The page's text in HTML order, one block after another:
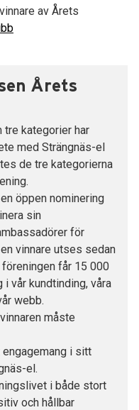
av Årets
Årets
tre kategorier har
med Strängnäs-el
de tre kategorierna
öppen nominering
sin
för
vinnare utses sedan
föreningen får 15 000
i vår kundtinding, våra
webb.
måste
i sitt
el.
i både stort
och hållbar